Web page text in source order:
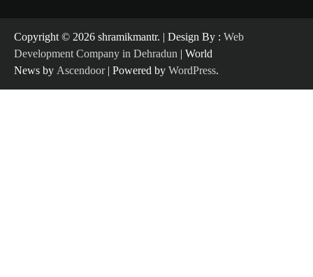
Copyright ©️ 2026 shramikmantr. | Design By : Web
Development Company in Dehradun | World
News by Ascendoor| Powered by WordPress.